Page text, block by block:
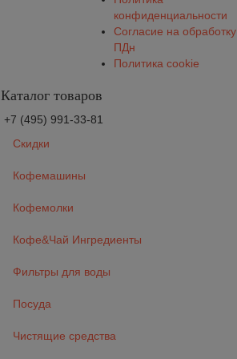
конфиденциальности
Согласие на обработку
ПДн
Политика cookie
Каталог товаров
+7 (495) 991-33-81
Скидки
Кофемашины
Кофемолки
Кофе&Чай Ингредиенты
Фильтры для воды
Посуда
Чистящие средства